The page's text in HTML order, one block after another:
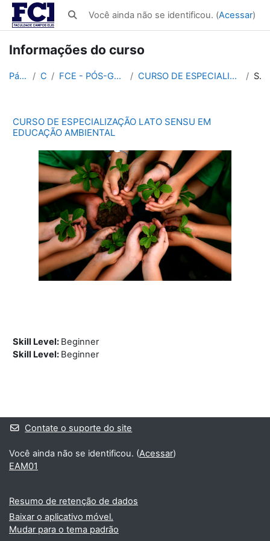
Ir para o conteúdo principal
Alternar entrada de pesquisa
Você ainda não se identificou. (Acessar)
Informações do curso
Página inicial Cursos FCE - PÓS-GRADUAÇÃO EM EDUCAÇÃO 450h CURSO DE ESPECIALIZAÇÃO LATO SENSU EM EDUCAÇÃO AMBIENTAL Sumário
CURSO DE ESPECIALIZAÇÃO LATO SENSU EM
EDUCAÇÃO AMBIENTAL
Skill Level: Beginner
Skill Level: Beginner
Contate o suporte do site
Você ainda não se identificou. (Acessar)
EAM01
Resumo de retenção de dados
Baixar o aplicativo móvel.
Mudar para o tema padrão